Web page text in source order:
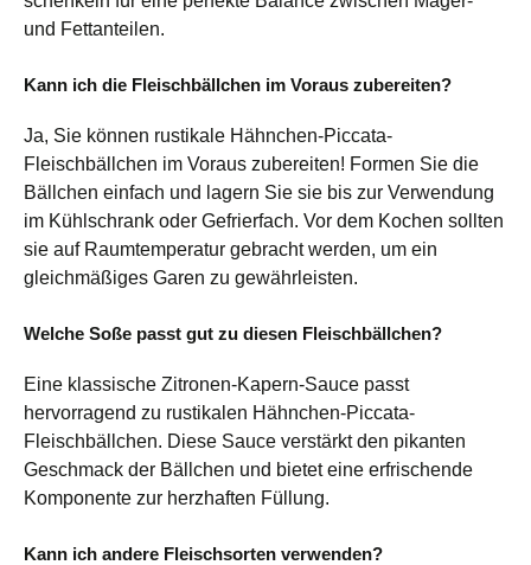
und Fettanteilen.
Kann ich die Fleischbällchen im Voraus zubereiten?
Ja, Sie können rustikale Hähnchen-Piccata-
Fleischbällchen im Voraus zubereiten! Formen Sie die
Bällchen einfach und lagern Sie sie bis zur Verwendung
im Kühlschrank oder Gefrierfach. Vor dem Kochen sollten
sie auf Raumtemperatur gebracht werden, um ein
gleichmäßiges Garen zu gewährleisten.
Welche Soße passt gut zu diesen Fleischbällchen?
Eine klassische Zitronen-Kapern-Sauce passt
hervorragend zu rustikalen Hähnchen-Piccata-
Fleischbällchen. Diese Sauce verstärkt den pikanten
Geschmack der Bällchen und bietet eine erfrischende
Komponente zur herzhaften Füllung.
Kann ich andere Fleischsorten verwenden?